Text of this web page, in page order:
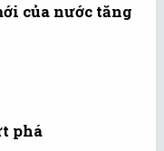
của nước tăng
phá